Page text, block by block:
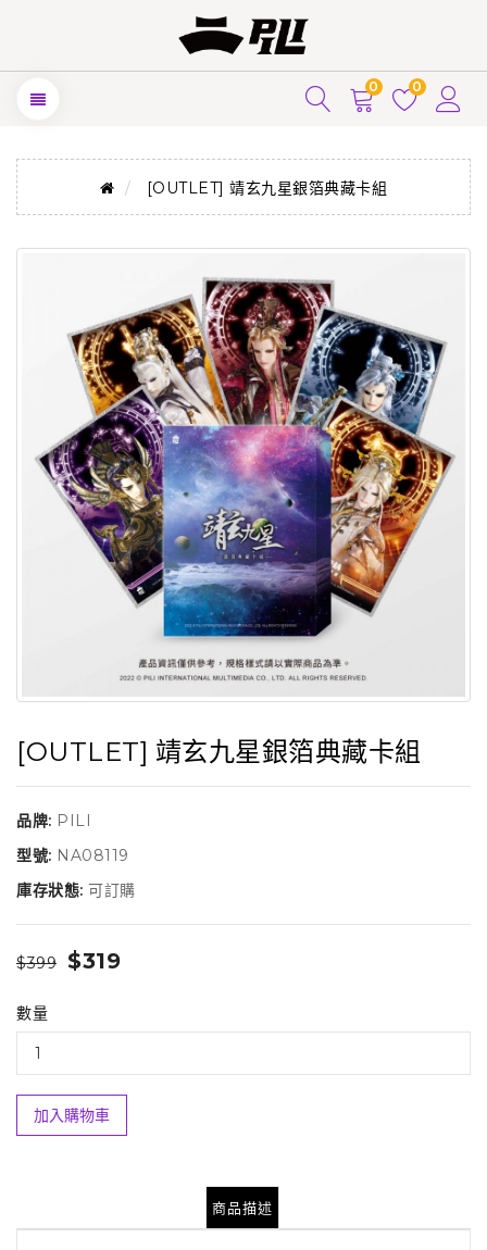
0 0
[OUTLET] 靖玄九星銀箔典藏卡組
[OUTLET] 靖玄九星銀箔典藏卡組
品牌: PILI
型號: NA08119
庫存狀態: 可訂購
$399 $319
數量
加入購物車
商品描述